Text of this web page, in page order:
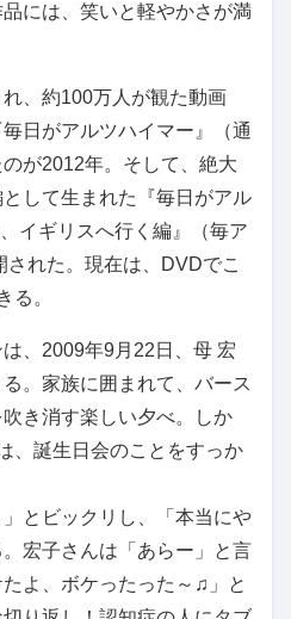
には、笑いと軽やかさが満
、約100万人が観た動画
日がアルツハイマー』（通
が2012年。そして、絶大
して生まれた『毎日がアル
イギリスへ行く編』（毎ア
れた。現在は、DVDでこ
る。
は、2009年9月22日、母 宏
。家族に囲まれて、バース
き消す楽しい夕べ。しか
、誕生日会のことをすっか
とビックリし、「本当にや
宏子さんは「あらー」と言
よ、ボケったった～♫」と